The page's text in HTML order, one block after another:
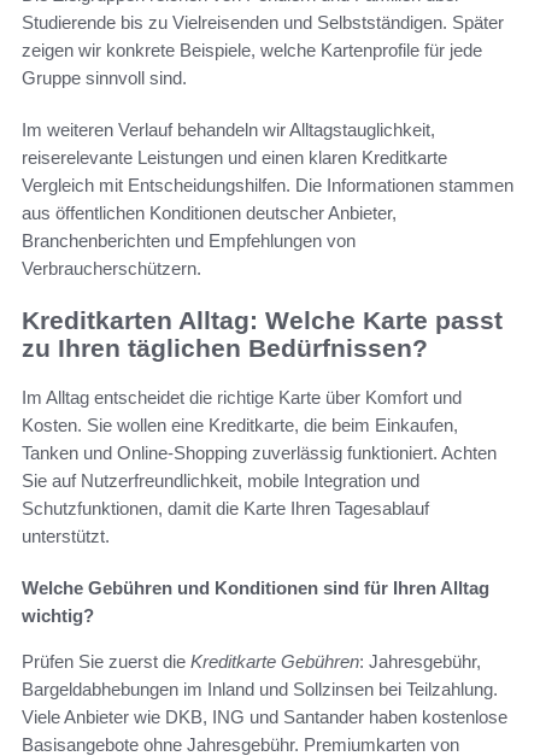
Studierende bis zu Vielreisenden und Selbstständigen. Später
zeigen wir konkrete Beispiele, welche Kartenprofile für jede
Gruppe sinnvoll sind.
Im weiteren Verlauf behandeln wir Alltagstauglichkeit,
reiserelevante Leistungen und einen klaren Kreditkarte
Vergleich mit Entscheidungshilfen. Die Informationen stammen
aus öffentlichen Konditionen deutscher Anbieter,
Branchenberichten und Empfehlungen von
Verbraucherschützern.
Kreditkarten Alltag: Welche Karte passt
zu Ihren täglichen Bedürfnissen?
Im Alltag entscheidet die richtige Karte über Komfort und
Kosten. Sie wollen eine Kreditkarte, die beim Einkaufen,
Tanken und Online-Shopping zuverlässig funktioniert. Achten
Sie auf Nutzerfreundlichkeit, mobile Integration und
Schutzfunktionen, damit die Karte Ihren Tagesablauf
unterstützt.
Welche Gebühren und Konditionen sind für Ihren Alltag
wichtig?
Prüfen Sie zuerst die Kreditkarte Gebühren: Jahresgebühr,
Bargeldabhebungen im Inland und Sollzinsen bei Teilzahlung.
Viele Anbieter wie DKB, ING und Santander haben kostenlose
Basisangebote ohne Jahresgebühr. Premiumkarten von